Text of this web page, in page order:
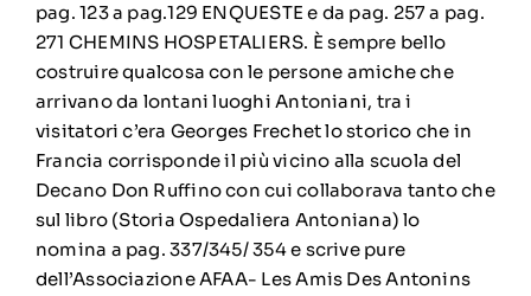
pag. 123 a pag.129 ENQUESTE e da pag. 257 a pag.
271 CHEMINS HOSPETALIERS. È sempre bello
costruire qualcosa con le persone amiche che
arrivano da lontani luoghi Antoniani, tra i
visitatori c’era Georges Frechet lo storico che in
Francia corrisponde il più vicino alla scuola del
Decano Don Ruffino con cui collaborava tanto che
sul libro (Storia Ospedaliera Antoniana) lo
nomina a pag. 337/345/ 354 e scrive pure
dell’Associazione AFAA- Les Amis Des Antonins